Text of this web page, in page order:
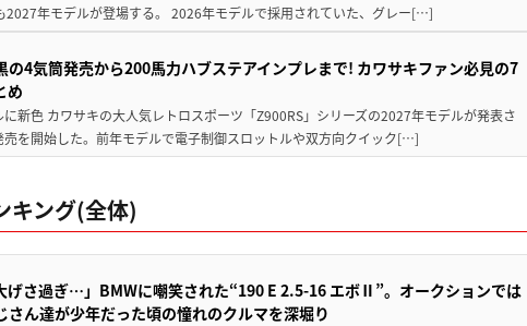
2027年モデルが登場する。 2026年モデルで採用されていた、グレー[…]
の4気筒発売から200馬力ハブステアインプレまで! カワサキファン必見の7
め
新色 カワサキの大人気レトロスポーツ「Z900RS」シリーズの2027年モデルが発表さ
売を開始した。前年モデルで電子制御スロットルや双方向クイック[…]
キング(全体)
げさ過ぎ…」BMWに嘲笑された“190 E 2.5-16 エボⅡ”。オークションでは
さん達が少年だった頃の憧れのクルマを深堀り